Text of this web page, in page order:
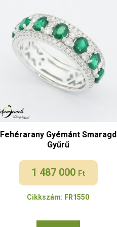
Fehérarany Gyémánt Smaragd
Gyűrű
1 487 000 Ft
Cikkszám: FR1550